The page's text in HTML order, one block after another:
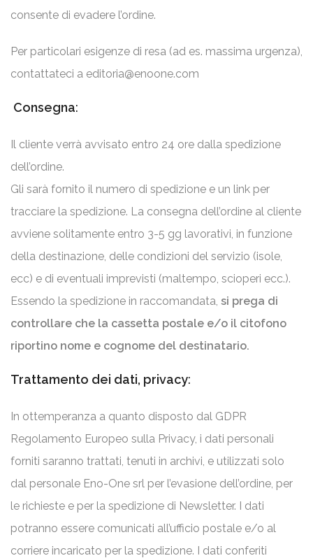
consente di evadere l’ordine.
Per particolari esigenze di resa (ad es. massima urgenza),
contattateci a editoria@enoone.com
Consegna:
Il cliente verrà avvisato entro 24 ore dalla spedizione
dell’ordine.
Gli sarà fornito il numero di spedizione e un link per
tracciare la spedizione. La consegna dell’ordine al cliente
avviene solitamente entro 3-5 gg lavorativi, in funzione
della destinazione, delle condizioni del servizio (isole,
ecc) e di eventuali imprevisti (maltempo, scioperi ecc.).
Essendo la spedizione in raccomandata, si prega di
controllare che la cassetta postale e/o il citofono
riportino nome e cognome del destinatario.
Trattamento dei dati, privacy:
In ottemperanza a quanto disposto dal GDPR
Regolamento Europeo sulla Privacy, i dati personali
forniti saranno trattati, tenuti in archivi, e utilizzati solo
dal personale Eno-One srl per l’evasione dell’ordine, per
le richieste e per la spedizione di Newsletter. I dati
potranno essere comunicati all’ufficio postale e/o al
corriere incaricato per la spedizione. I dati conferiti